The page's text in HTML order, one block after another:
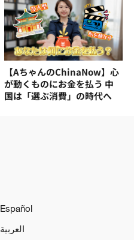
【AちゃんのChinaNow】心
が動くものにお金を払う 中
国は「選ぶ消費」の時代へ
Español
العربية